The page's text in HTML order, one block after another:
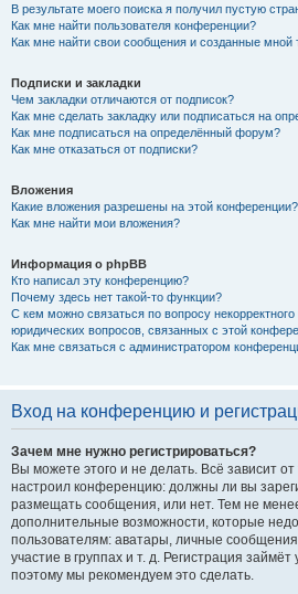
В результате моего поиска я получил пустую
Как мне найти пользователя конференции?
Как мне найти свои сообщения и созданные мной
Подписки и закладки
Чем закладки отличаются от подписок?
Как мне сделать закладку или подписаться на
Как мне подписаться на определённый форум?
Как мне отказаться от подписки?
Вложения
Какие вложения разрешены на этой конференции?
Как мне найти мои вложения?
Информация о phpBB
Кто написал эту конференцию?
Почему здесь нет такой-то функции?
С кем можно связаться по вопросу
юридических вопросов, связанных с этой
Как мне связаться с администратором
Вход на конференцию и
Зачем мне нужно регистрироваться?
Вы можете этого и не делать. Всё зависит
настроил конференцию: должны ли вы
размещать сообщения, или нет. Тем не
дополнительные возможности, которые
пользователям: аватары, личные
участие в группах и т. д. Регистрация займёт
поэтому мы рекомендуем это сделать.